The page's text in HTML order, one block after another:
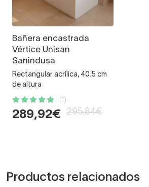
Bañera encastrada
Vértice Unisan
Sanindusa
Rectangular acrílica, 40.5 cm
de altura
(1)
289,92€ 295,84€
Productos relacionados